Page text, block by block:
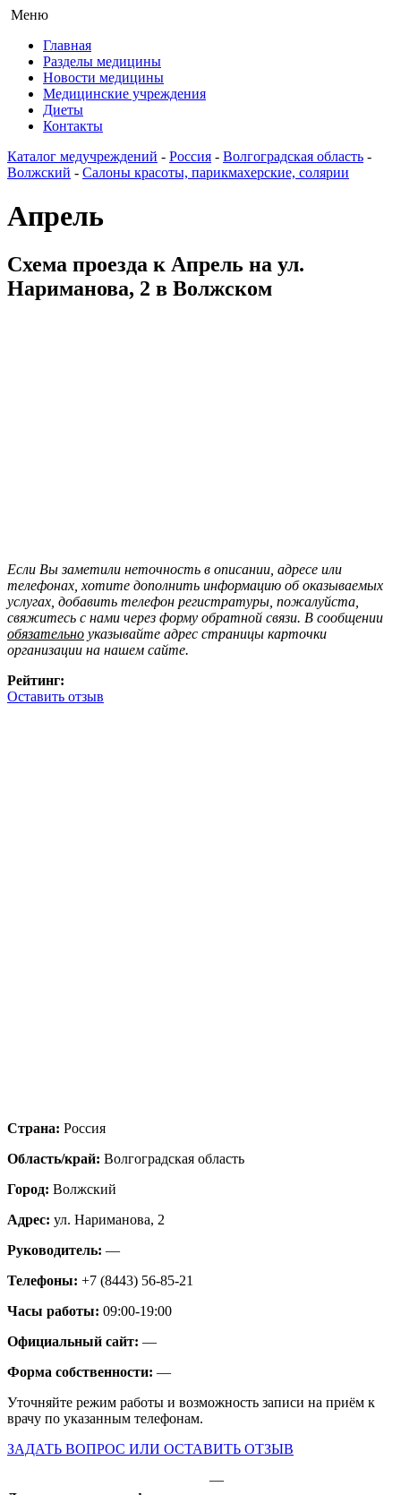
Меню
Главная
Разделы медицины
Новости медицины
Медицинские учреждения
Диеты
Контакты
Каталог медучреждений - Россия - Волгоградская область -
Волжский - Салоны красоты, парикмахерские, солярии
Апрель
Схема проезда к Апрель на ул.
Нариманова, 2 в Волжском
Если Вы заметили неточность в описании, адресе или
телефонах, хотите дополнить информацию об оказываемых
услугах, добавить телефон регистратуры, пожалуйста,
свяжитесь с нами через форму обратной связи. В сообщении
обязательно указывайте адрес страницы карточки
организации на нашем сайте.
Рейтинг:
Оставить отзыв
Страна: Россия
Область/край: Волгоградская область
Город: Волжский
Адрес: ул. Нариманова, 2
Руководитель: —
Телефоны: +7 (8443) 56-85-21
Часы работы: 09:00-19:00
Официальный сайт: —
Форма собственности: —
Уточняйте режим работы и возможность записи на приём к
врачу по указанным телефонам.
ЗАДАТЬ ВОПРОС ИЛИ ОСТАВИТЬ ОТЗЫВ
—